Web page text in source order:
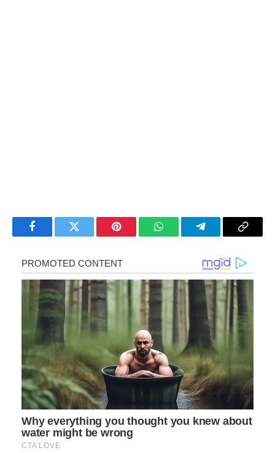
FacebookTwitter Pinterest WhatsAppTelegramCopy